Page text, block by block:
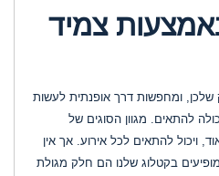
צמיד
ומחפשות דרך אופנתית לעשות
להתאים. מגוון הסוגים של
ויכול להתאים לכל אירוע. אך אין
בקטלוג שלנו הם חלק מגולת